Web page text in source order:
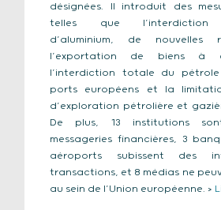
désignées. Il introduit des
telles que l’interdiction
d’aluminium, de nouvelles
l’exportation de biens à
l’interdiction totale du
ports européens et la
d’exploration pétrolière et
De plus, 13 institutions
messageries financières, 3
aéroports subissent des
transactions, et 8 médias ne
au sein de l’Union européenne. >